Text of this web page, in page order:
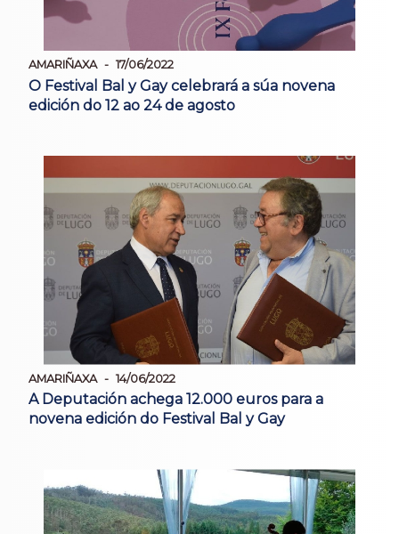
AMARIÑAXA 17/06/2022
O Festival Bal y Gay celebrará a súa novena
edición do 12 ao 24 de agosto
AMARIÑAXA 14/06/2022
A Deputación achega 12.000 euros para a
novena edición do Festival Bal y Gay